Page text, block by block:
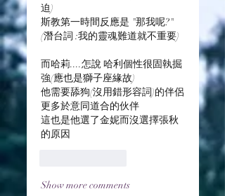
迫)
斯教第一時間反應是 "那我呢?"
(潛台詞 :我的靈魂難道就不重要)
而哈莉....怎說 哈利個性很固執掘
強(應也是獅子座緣故)
他需要舔狗(沒用錯形容詞)的伴侶
更多於意同道合的伙伴
這也是他選了金妮而沒選擇張秋
的原因
Show more comments